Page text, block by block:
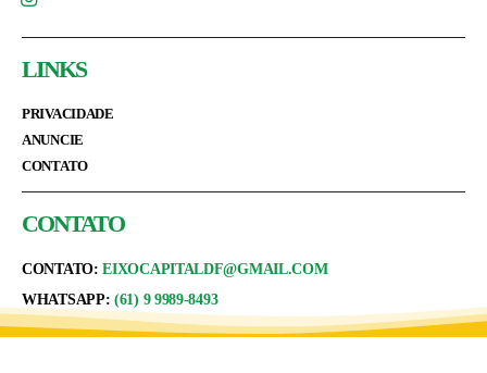
LINKS
PRIVACIDADE
ANUNCIE
CONTATO
CONTATO
CONTATO:EIXOCAPITALDF@GMAIL.COM
WHATSAPP: (61) 9 9989-8493